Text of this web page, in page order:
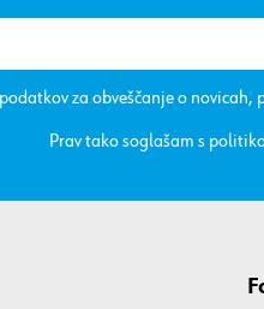
za obveščanje o
Prav tako soglašam s